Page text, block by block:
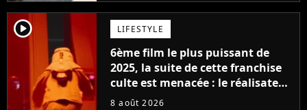
player2 LIFESTYLE
6ème film le plus puissant de
2025, la suite de cette franchise
culte est menacée : le réalisateur
claque la porte pour "différends
8 août 2026